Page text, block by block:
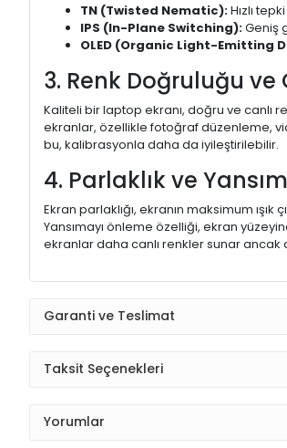
TN (Twisted Nematic):Hızlı
IPS (In-Plane Switching):Geniş
OLED (Organic Light-Emitting
3. Renk Doğruluğu
Kaliteli bir laptop ekranı, doğru ve canlı
ekranlar, özellikle fotoğraf düzenleme,
bu, kalibrasyonla daha da iyileştirilebilir.
4. Parlaklık ve
Ekran parlaklığı, ekranın maksimum
Yansımayı önleme özelliği, ekran
ekranlar daha canlı renkler sunar
Garanti ve Teslimat
Taksit Seçenekleri
Yorumlar